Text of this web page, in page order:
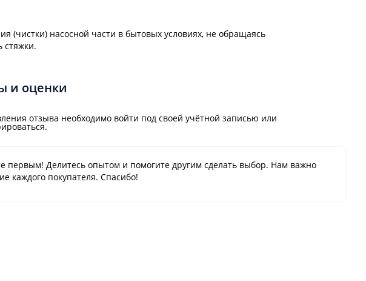
(чистки) насосной части в бытовых условиях, не обращаясь
стяжки.
и оценки
отзыва необходимо войти под своей учётной записью или
первым! Делитесь опытом и помогите другим сделать выбор. Нам важно
каждого покупателя. Спасибо!